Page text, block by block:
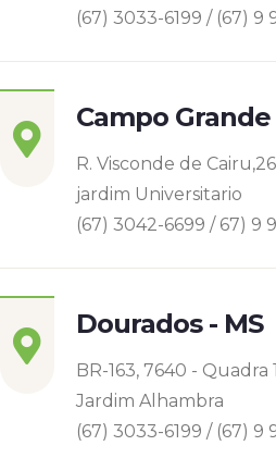
(67) 3033-6199 / (67) 9
Campo Grande
R. Visconde de
jardim Universitario
(67) 3042-6699 / 67) 9
Dourados - MS
BR-163, 7640 - Quadra
Jardim Alhambra
(67) 3033-6199 / (67) 9